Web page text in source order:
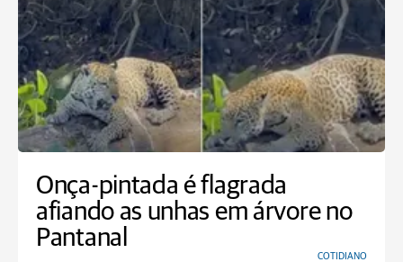
Onça-pintada é flagrada
afiando as unhas em árvore no
Pantanal
COTIDIANO